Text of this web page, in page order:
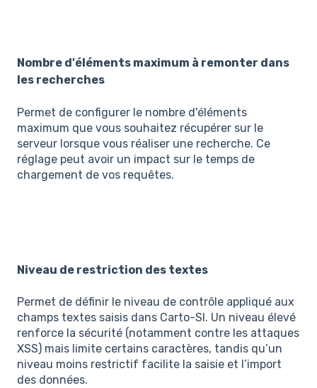
Nombre d'éléments maximum à remonter dans
les recherches
Permet de configurer le nombre d'éléments
maximum que vous souhaitez récupérer sur le
serveur lorsque vous réaliser une recherche. Ce
réglage peut avoir un impact sur le temps de
chargement de vos requêtes.
Niveau de restriction des textes
Permet de définir le niveau de contrôle appliqué aux
champs textes saisis dans Carto-SI. Un niveau élevé
renforce la sécurité (notamment contre les attaques
XSS) mais limite certains caractères, tandis qu’un
niveau moins restrictif facilite la saisie et l’import
des données.